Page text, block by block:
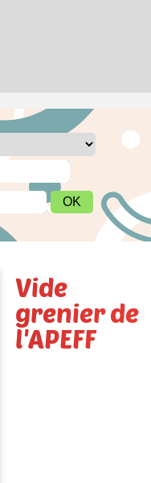
Vide
grenier de
l'APEFF